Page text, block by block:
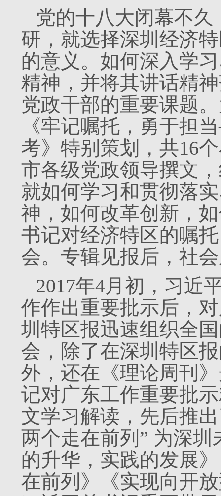
党的十八大闭幕不
研，就选择深圳经济
的意义。如何深入学
精神，并将其讲话精
党政干部的重要课题
《牢记嘱托，勇于担
考》特别策划，共16
市各级党政领导撰文
就如何学习和贯彻落
神，如何改革创新，
书记对经济特区的嘱
会。专辑见报后，社
2017年4月初，习近
作作出重要批示后，
圳特区报迅速组织全
会，除了在深圳特区
外，还在《理论周刊
记对广东工作重要批
文学习解读，先后推
两个走在前列” 为深
的升华，实践的发展
在前列》《实现向开